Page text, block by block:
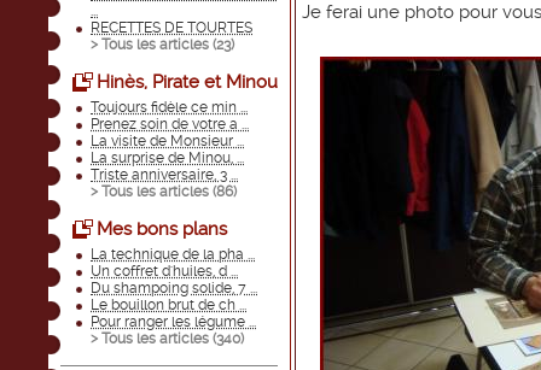
...
RECETTES DE TOURTES
> Tous les articles (23)
Hinès, Pirate et Minou
Toujours fidèle ce min ...
Prenez soin de votre a ...
La visite de Monsieur ...
La surprise de Minou, ...
Triste anniversaire, 3 ...
> Tous les articles (86)
Mes bons plans
La technique de la pha ...
Un coffret d'huiles, d ...
Du shampoing solide, 7 ...
Le bouillon brut de ch ...
Pour ranger les légume ...
> Tous les articles (340)
Je ferai une photo pour